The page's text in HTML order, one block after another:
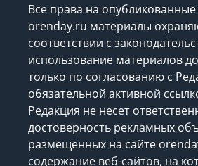
Все права на опубликованные
orenday.ru материалы
соответствии с
использование материалов
только по согласованию с
обязательной активной
Редакция не несет
достоверность рекламных
размещенных на сайте
содержание веб-сайтов, на